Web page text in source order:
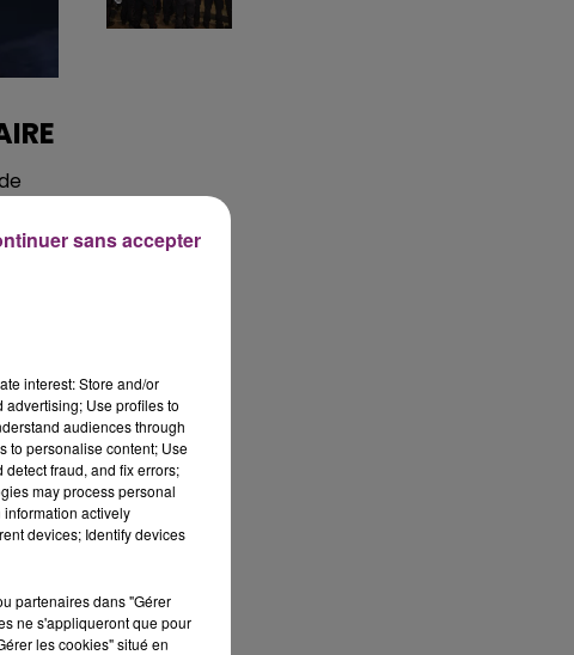
ans.
en
en
interest: Store and/or
Use profiles to
audiences through
to personalise content; Use
fraud, and fix errors;
may process personal
actively
devices; Identify devices
partenaires dans "Gérer
ne s'appliqueront que pour
les cookies" situé en
sans accepter